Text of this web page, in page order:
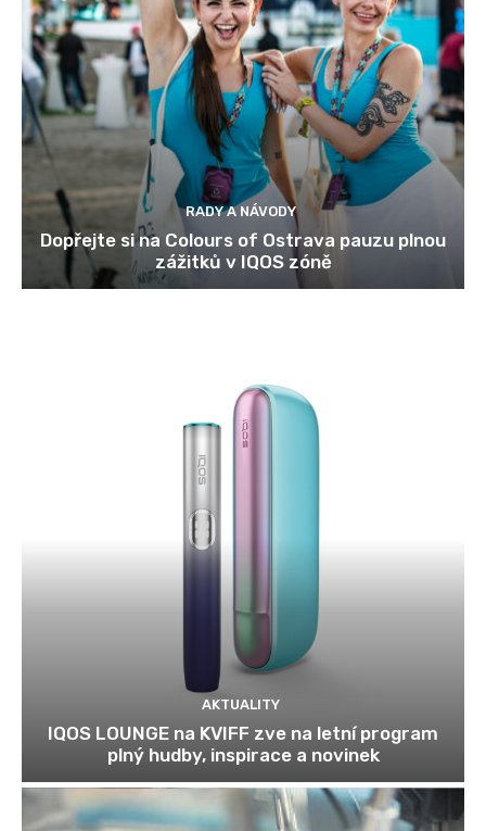
RADY A NÁVODY
Dopřejte si na Colours of Ostrava pauzu plnou
zážitků v IQOS zóně
AKTUALITY
IQOS LOUNGE na KVIFF zve na letní program
plný hudby, inspirace a novinek